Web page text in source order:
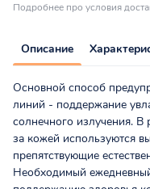
Подробнее про условия
Описание
Основной способ
линий - поддержание
солнечного излучения.
за кожей используются
препятствующие
Необходимый